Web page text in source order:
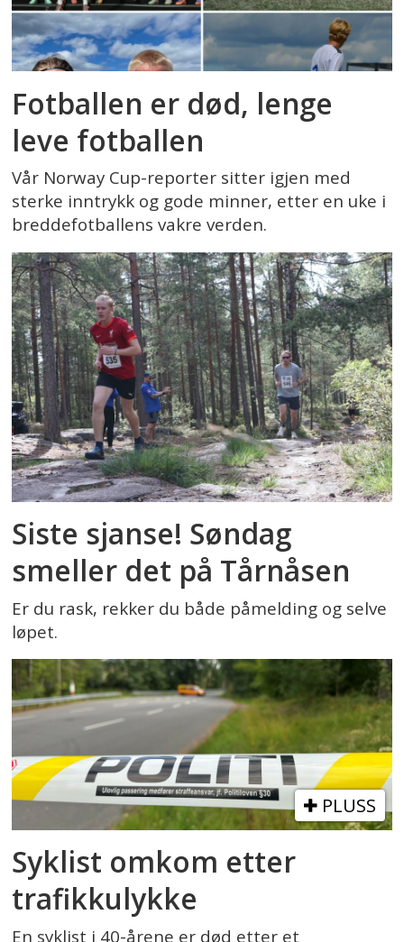
Fotballen er død, lenge
leve fotballen
Vår Norway Cup-reporter sitter igjen med
sterke inntrykk og gode minner, etter en uke i
breddefotballens vakre verden.
Siste sjanse! Søndag
smeller det på Tårnåsen
Er du rask, rekker du både påmelding og selve
løpet.
PLUSS
Syklist omkom etter
trafikkulykke
En syklist i 40-årene er død etter et